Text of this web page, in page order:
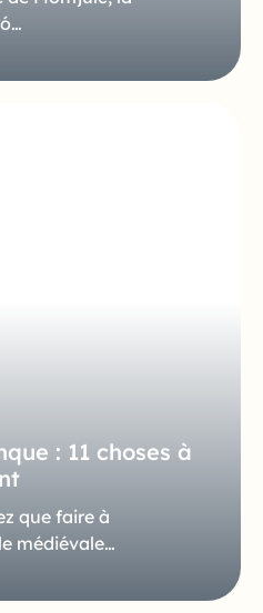
: 11 choses à
que faire à
médiévale…